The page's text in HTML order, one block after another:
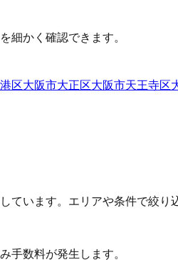
細かく確認できます。
区大阪市大正区大阪市天王寺区
ています。エリアや条件で絞り
手数料が発生します。